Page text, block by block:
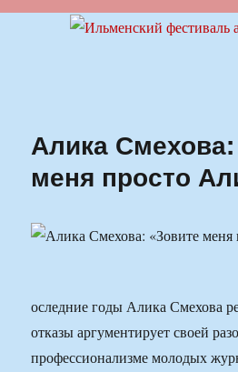
Ильменский
Алика
меня просто
оследние годы Алика Смехова
отказы аргументирует своей
профессионализме молодых